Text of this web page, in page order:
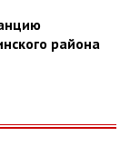
района